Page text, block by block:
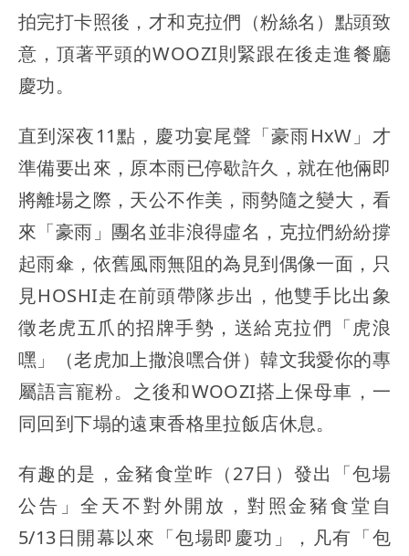
拍完打卡照後，才和克拉們（粉絲名）點頭致
意，頂著平頭的WOOZI則緊跟在後走進餐廳
慶功。
直到深夜11點，慶功宴尾聲「豪雨HxW」才
準備要出來，原本雨已停歇許久，就在他倆即
將離場之際，天公不作美，雨勢隨之變大，看
來「豪雨」團名並非浪得虛名，克拉們紛紛撐
起雨傘，依舊風雨無阻的為見到偶像一面，只
見HOSHI走在前頭帶隊步出，他雙手比出象
徵老虎五爪的招牌手勢，送給克拉們「虎浪
嘿」（老虎加上撒浪嘿合併）韓文我愛你的專
屬語言寵粉。之後和WOOZI搭上保母車，一
同回到下塌的遠東香格里拉飯店休息。
有趣的是，金豬食堂昨（27日）發出「包場
公告」全天不對外開放，對照金豬食堂自
5/13日開幕以來「包場即慶功」，凡有「包